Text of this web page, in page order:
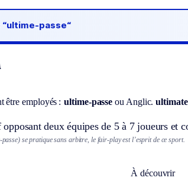
“ultime-passe“
être employés :ultime-passe ou Anglic. ultimate
deux équipes de 5 à 7 joueurs et
se pratique sans arbitre, le fair-play est l’esprit de ce sport.
À découvrir